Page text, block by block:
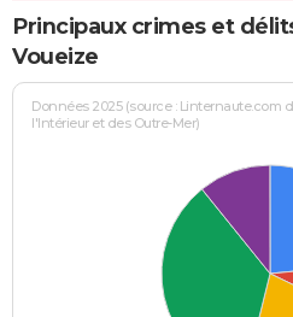
Principaux crimes et
Voueize
Données 2025 (source : Linternaute.com
l'Intérieur et des Outre-Mer)